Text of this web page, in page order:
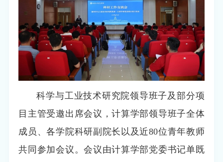
科学与工业技术研究院领导班子及部分项
目主管受邀出席会议，计算学部领导班子全体
成员、各学院科研副院长以及近80位青年教师
共同参加会议。会议由计算学部党委书记单既